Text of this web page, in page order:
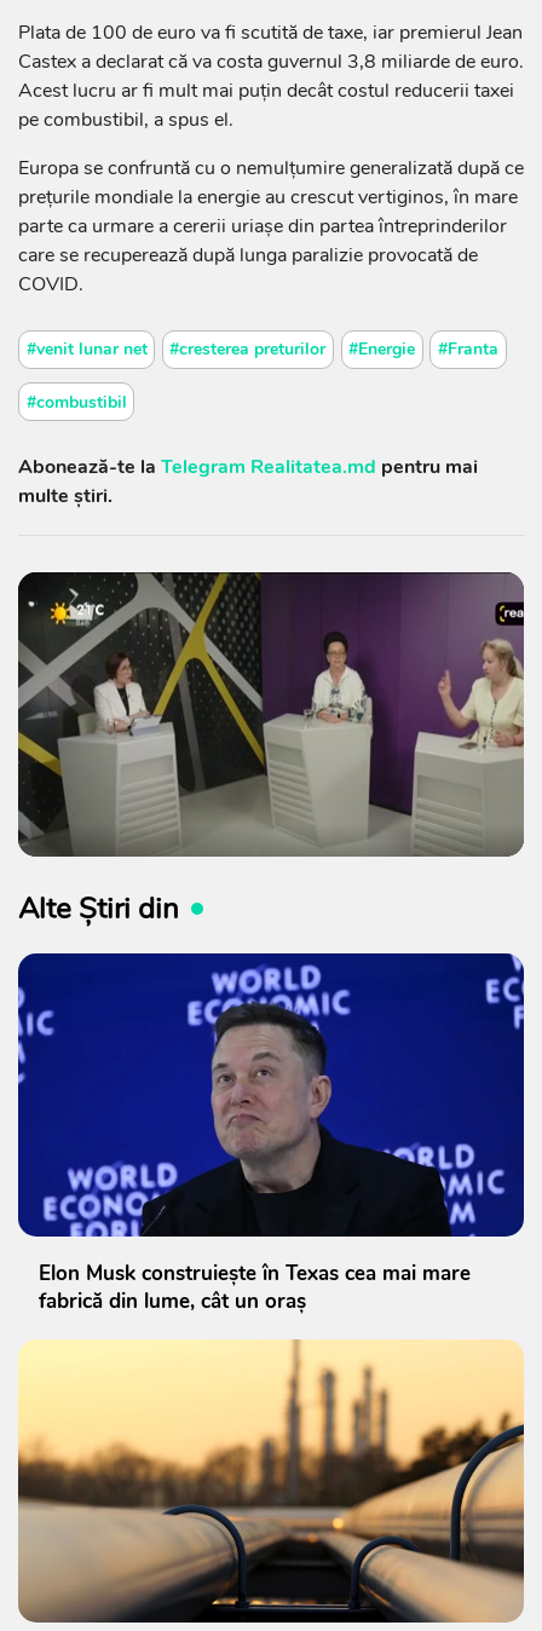
Plata de 100 de euro va fi scutită de taxe, iar premierul Jean
Castex a declarat că va costa guvernul 3,8 miliarde de euro.
Acest lucru ar fi mult mai puțin decât costul reducerii taxei
pe combustibil, a spus el.
Europa se confruntă cu o nemulțumire generalizată după ce
prețurile mondiale la energie au crescut vertiginos, în mare
parte ca urmare a cererii uriașe din partea întreprinderilor
care se recuperează după lunga paralizie provocată de
COVID.
#venit lunar net #cresterea preturilor #Energie #Franta
#combustibil
Abonează-te la Telegram Realitatea.md pentru mai
multe știri.
Alte Știri din
Elon Musk construiește în Texas cea mai mare
fabrică din lume, cât un oraș